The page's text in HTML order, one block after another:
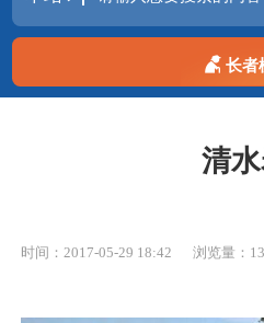
长者
清
时间：2017-05-29 18:42 浏览量：